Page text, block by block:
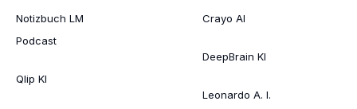
Notizbuch LM
Podcast
Qlip KI
Crayo AI
DeepBrain KI
Leonardo A. I.